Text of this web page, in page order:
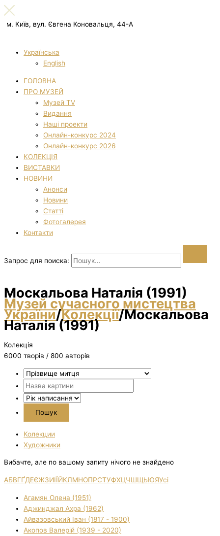
м. Київ, вул. Євгена Коновальця, 44-А
Українська
English
ГОЛОВНА
ПРО МУЗЕЙ
Музей TV
Видання
Наші проекти
Онлайн-конкурс 2024
Онлайн-конкурс 2026
КОЛЕКЦІЯ
ВИСТАВКИ
НОВИНИ
Анонси
Новини
Статті
Фотогалерея
Контакти
Запрос для поиска:
Москальова Наталія (1991)
Музей сучасного мистецтва
України/Колекції/Москальова
Наталія (1991)
Колекція
6000 творiв / 800 авторів
Колекции
Художники
Вибачте, але по вашому запиту нічого не знайдено
АБВГҐДЕЄЖЗИІЇЙКЛМНОПРСТУФХЦЧШЩЬЮЯУсі
Агамян Олена (1951)
Аджинджал Ахра (1962)
Айвазовський Іван (1817 - 1900)
Акопов Валерій (1939 - 2020)